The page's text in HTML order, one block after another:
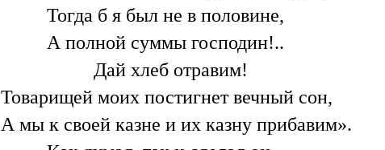
Тогда б я был не в половине,
А полной суммы господин!..
Дай хлеб отравим!
Товарищей моих постигнет вечный сон,
А мы к своей казне и их казну прибавим».